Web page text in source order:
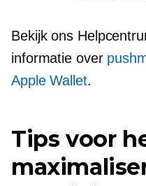
Bekijk ons
informatie over
Apple Wallet.
Tips voor